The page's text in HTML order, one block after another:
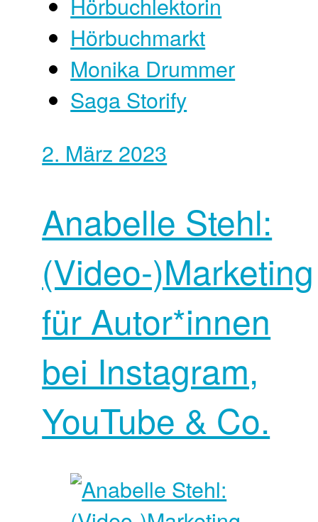
Hörbuchmarkt
Monika Drummer
Saga Storify
2. März 2023
Anabelle Stehl:
(Video-)Marketing
für Autor*innen
bei Instagram,
YouTube & Co.